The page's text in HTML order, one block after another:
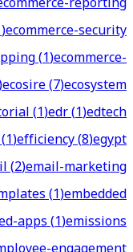
)ecommerce-security
(1)ecommerce-
ecosire(7)ecosystem
(1)edr(1)edtech
1)efficiency(8)egypt
(2)email-marketing
(1)embedded
apps(1)emissions